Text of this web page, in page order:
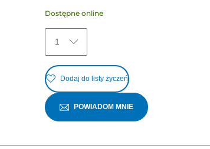
Dostępne online
1
Dodaj do listy życzeń
POWIADOM MNIE